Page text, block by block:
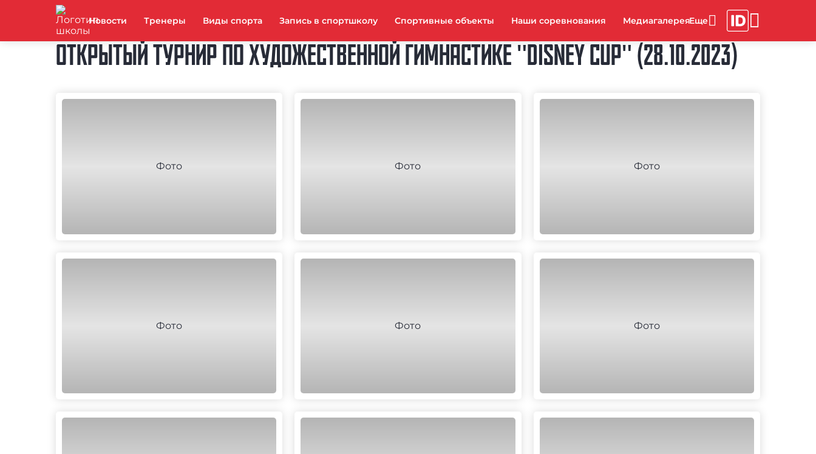
Новости Тренеры Виды спорта Запись в спортшколу Спортивные объекты Наши соревнования Медиагалерея
ОТКРЫТЫЙ ТУРНИР ПО ХУДОЖЕСТВЕННОЙ ГИМНАСТИКЕ "DISNEY CUP" (28.10.2023)